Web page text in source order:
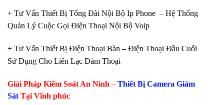
+ Tư Vấn Thiết Bị Tổng Đài Nội Bộ Ip Phone – Hệ Thống
Quản Lý Cuộc Gọi Điện Thoại Nội Bộ Voip
+ Tư Vấn Thiết Bị Điện Thoại Bàn – Điện Thoại Đầu Cuối
Sử Dụng Cho Liên Lạc Đàm Thoại
Giải Pháp Kiểm Soát An Ninh –Thiết Bị Camera Giám
Sát Tại Vĩnh phúc